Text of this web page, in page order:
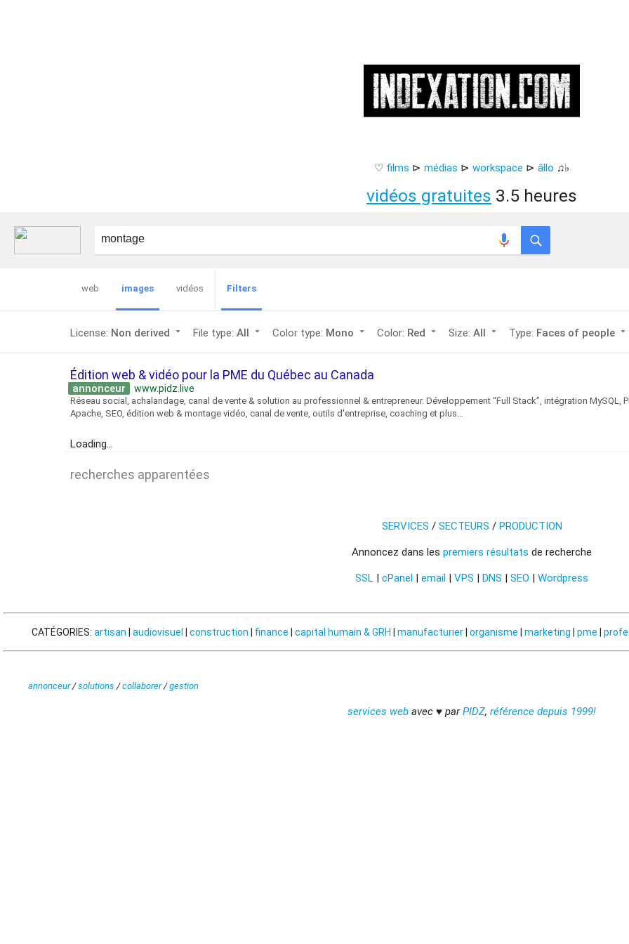
♡ films ⊳ médias ⊳ workspace ⊳ âllo ♫♭
vidéos gratuites 3.5 heures
web images vidéos Filters
License: Non derived arrow_drop_down File type: All arrow_drop_down Color type: Mono arrow_drop_down Color: Red arrow_drop_down Size: All arrow_drop_down Type: Faces of people arrow_drop_down
Édition web & vidéo pour la PME du Québec au Canada
annonceur www.pidz.live
Réseau social, achalandage, canal de vente & solution au professionnel & entrepreneur. Développement “Full Stack”, intégration MySQL,
Apache, SEO, édition web & montage vidéo, canal de vente, outils d'entreprise, coaching et plus…
Loading...
recherches apparentées
SERVICES / SECTEURS / PRODUCTION
Annoncez dans les premiers résultats de recherche
SSL cPanel email VPS DNS SEO Wordpress
CATÉGORIES: artisan audiovisuel construction finance capital humain & GRH manufacturier organisme marketing pme
annonceur/solutions /collaborer/gestion
services web avec ♥ parPIDZ, référence depuis 1999!